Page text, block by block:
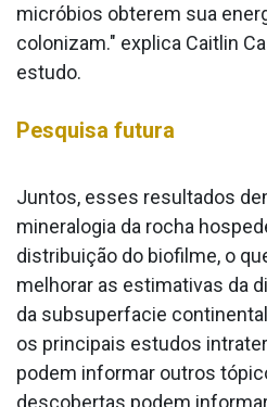
micróbios obterem sua
colonizam." explica Caitlin
estudo.
Pesquisa futura
Juntos, esses resultados
mineralogia da rocha
distribuição do biofilme, o
melhorar as estimativas da
da subsuperfa­cie
os principais estudos
podem informar outros
descobertas podem